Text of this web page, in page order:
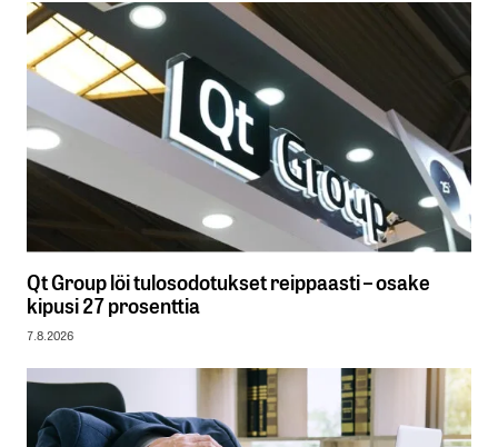
Qt Group löi tulosodotukset reippaasti – osake
kipusi 27 prosenttia
7.8.2026